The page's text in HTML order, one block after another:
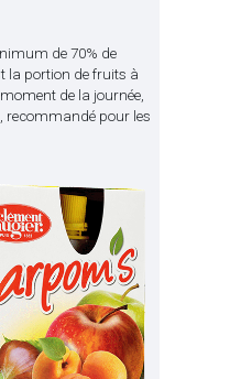
de 70% de
la portion de fruits à
de la journée,
recommandé pour les